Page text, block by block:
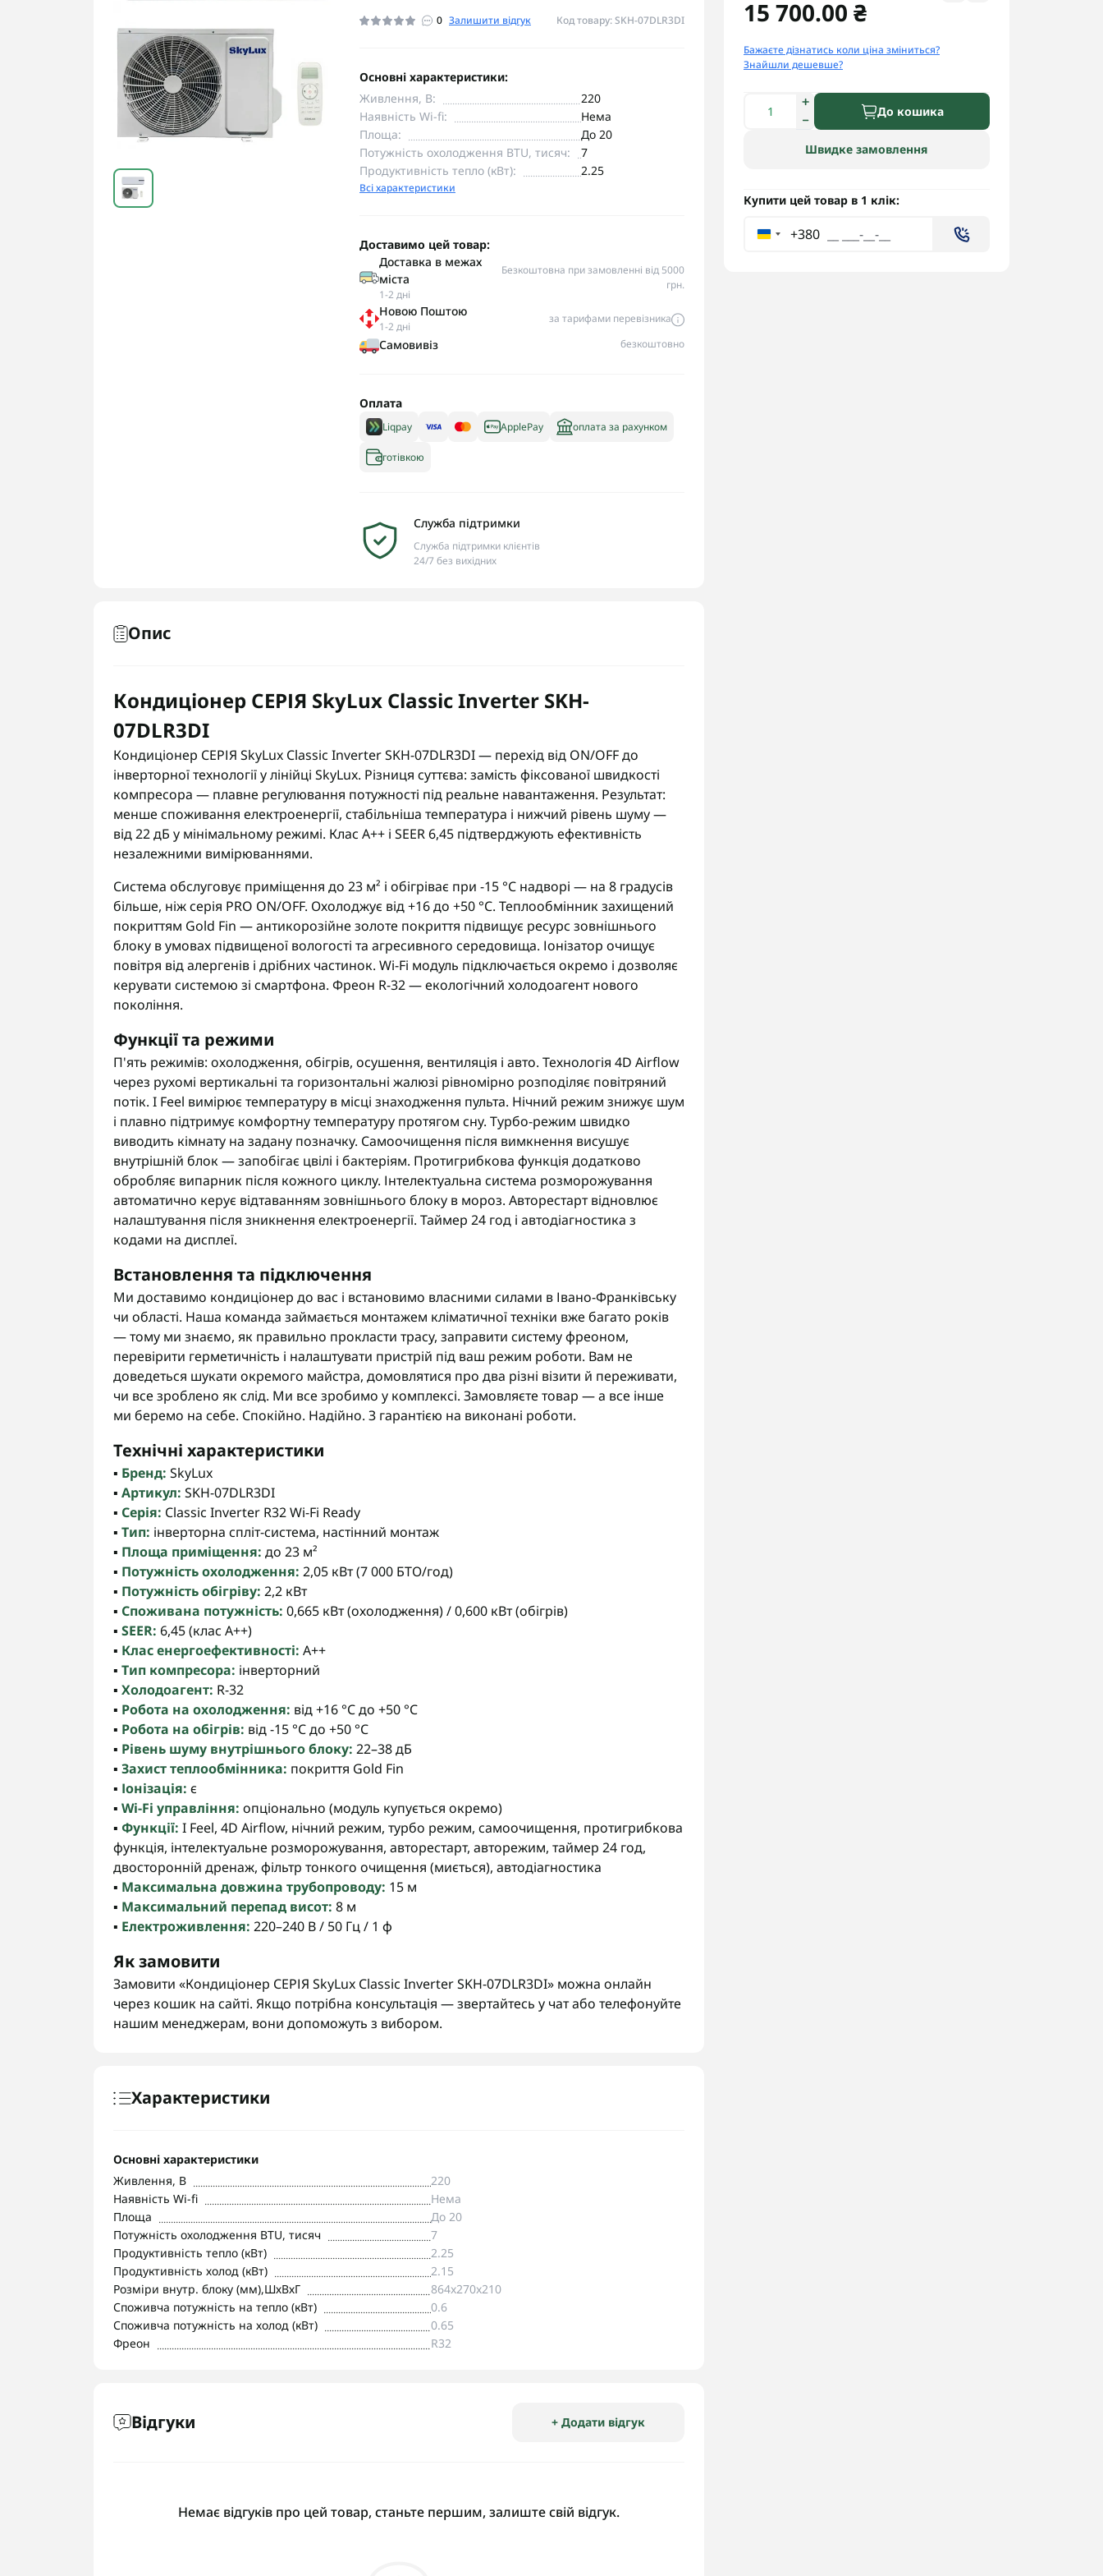
0 Залишити відгук Код товару: SKH-07DLR3DI 15 700.00 ₴
Бажаєте дізнатись коли ціна зміниться?
Знайшли дешевше?
До кошика
Швидке замовлення
Купити цей товар в 1 клік:
+380
Основні характеристики:
Живлення, В:
220
Наявність Wi-fi:
Нема
Площа:
До 20
Потужність охолодження BTU, тисяч:
7
Продуктивність тепло (кВт):
2.25
Всі характеристики
Доставимо цей товар:
Доставка в межах
міста
1-2 дні
Безкоштовна при замовленні від 5000
грн.
Новою Поштою
1-2 дні
за тарифами перевізника
Самовивіз безкоштовно
Оплата
Liqpay ApplePay оплата за рахунком
готівкою
Служба підтримки
Служба підтримки клієнтів
24/7 без вихідних
Опис
Кондиціонер СЕРІЯ SkyLux Classic Inverter SKH-
07DLR3DI
Кондиціонер СЕРІЯ SkyLux Classic Inverter SKH-07DLR3DI — перехід від ON/OFF до
інверторної технології у лінійці SkyLux. Різниця суттєва: замість фіксованої швидкості
компресора — плавне регулювання потужності під реальне навантаження. Результат:
менше споживання електроенергії, стабільніша температура і нижчий рівень шуму —
від 22 дБ у мінімальному режимі. Клас A++ і SEER 6,45 підтверджують ефективність
незалежними вимірюваннями.
Система обслуговує приміщення до 23 м² і обігріває при -15 °C надворі — на 8 градусів
більше, ніж серія PRO ON/OFF. Охолоджує від +16 до +50 °C. Теплообмінник захищений
покриттям Gold Fin — антикорозійне золоте покриття підвищує ресурс зовнішнього
блоку в умовах підвищеної вологості та агресивного середовища. Іонізатор очищує
повітря від алергенів і дрібних частинок. Wi-Fi модуль підключається окремо і дозволяє
керувати системою зі смартфона. Фреон R-32 — екологічний холодоагент нового
покоління.
Функції та режими
П'ять режимів: охолодження, обігрів, осушення, вентиляція і авто. Технологія 4D Airflow
через рухомі вертикальні та горизонтальні жалюзі рівномірно розподіляє повітряний
потік. I Feel вимірює температуру в місці знаходження пульта. Нічний режим знижує шум
і плавно підтримує комфортну температуру протягом сну. Турбо-режим швидко
виводить кімнату на задану позначку. Самоочищення після вимкнення висушує
внутрішній блок — запобігає цвілі і бактеріям. Протигрибкова функція додатково
обробляє випарник після кожного циклу. Інтелектуальна система розморожування
автоматично керує відтаванням зовнішнього блоку в мороз. Авторестарт відновлює
налаштування після зникнення електроенергії. Таймер 24 год і автодіагностика з
кодами на дисплеї.
Встановлення та підключення
Ми доставимо кондиціонер до вас і встановимо власними силами в Івано-Франківську
чи області. Наша команда займається монтажем кліматичної техніки вже багато років
— тому ми знаємо, як правильно прокласти трасу, заправити систему фреоном,
перевірити герметичність і налаштувати пристрій під ваш режим роботи. Вам не
доведеться шукати окремого майстра, домовлятися про два різні візити й переживати,
чи все зроблено як слід. Ми все зробимо у комплексі. Замовляєте товар — а все інше
ми беремо на себе. Спокійно. Надійно. З гарантією на виконані роботи.
Технічні характеристики
▪️ Бренд: SkyLux
▪️ Артикул: SKH-07DLR3DI
▪️ Серія: Classic Inverter R32 Wi-Fi Ready
▪️ Тип: інверторна спліт-система, настінний монтаж
▪️ Площа приміщення: до 23 м²
▪️ Потужність охолодження: 2,05 кВт (7 000 БТО/год)
▪️ Потужність обігріву: 2,2 кВт
▪️ Споживана потужність: 0,665 кВт (охолодження) / 0,600 кВт (обігрів)
▪️ SEER: 6,45 (клас A++)
▪️ Клас енергоефективності: A++
▪️ Тип компресора: інверторний
▪️ Холодоагент: R-32
▪️ Робота на охолодження: від +16 °C до +50 °C
▪️ Робота на обігрів: від -15 °C до +50 °C
▪️ Рівень шуму внутрішнього блоку: 22–38 дБ
▪️ Захист теплообмінника: покриття Gold Fin
▪️ Іонізація: є
▪️ Wi-Fi управління: опціонально (модуль купується окремо)
▪️ Функції: I Feel, 4D Airflow, нічний режим, турбо режим, самоочищення, протигрибкова
функція, інтелектуальне розморожування, авторестарт, авторежим, таймер 24 год,
двосторонній дренаж, фільтр тонкого очищення (миється), автодіагностика
▪️ Максимальна довжина трубопроводу: 15 м
▪️ Максимальний перепад висот: 8 м
▪️ Електроживлення: 220–240 В / 50 Гц / 1 ф
Як замовити
Замовити «Кондиціонер СЕРІЯ SkyLux Classic Inverter SKH-07DLR3DI» можна онлайн
через кошик на сайті. Якщо потрібна консультація — звертайтесь у чат або телефонуйте
нашим менеджерам, вони допоможуть з вибором.
Характеристики
Основні характеристики
Живлення, В
220
Наявність Wi-fi
Нема
Площа
До 20
Потужність охолодження BTU, тисяч
7
Продуктивність тепло (кВт)
2.25
Продуктивність холод (кВт)
2.15
Розміри внутр. блоку (мм),ШхВхГ
864x270x210
Споживча потужність на тепло (кВт)
0.6
Споживча потужність на холод (кВт)
0.65
Фреон
R32
Відгуки + Додати відгук
Немає відгуків про цей товар, станьте першим, залиште свій відгук.